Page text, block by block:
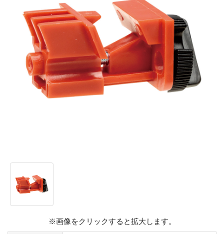
※画像をクリックすると拡大します。